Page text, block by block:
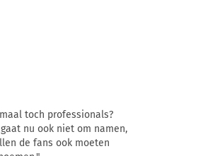
toch professionals?
nu ook niet om namen,
de fans ook moeten